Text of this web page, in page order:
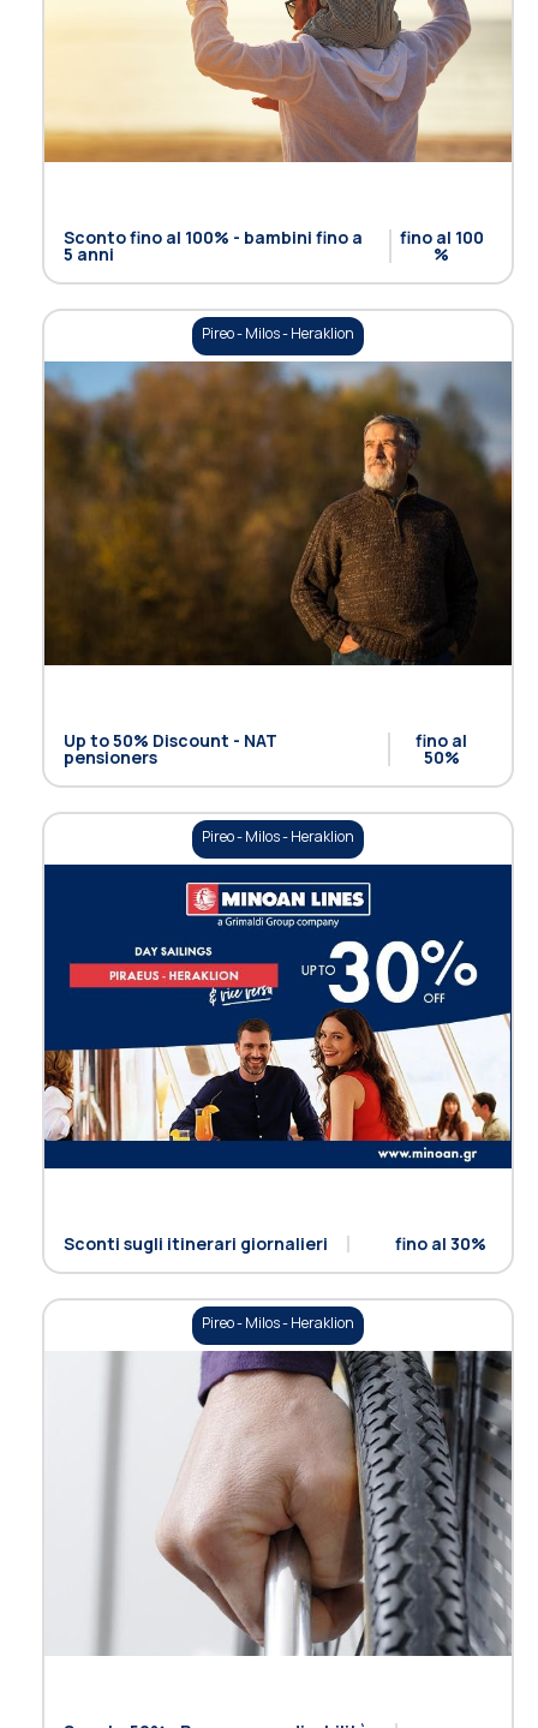
Sconto fino al 100% - bambini fino a
5 anni
fino al 100
%
Pireo - Milos - Heraklion
Up to 50% Discount - NAT
pensioners
fino al
50%
Pireo - Milos - Heraklion
Sconti sugli itinerari giornalieri fino al 30%
Pireo - Milos - Heraklion